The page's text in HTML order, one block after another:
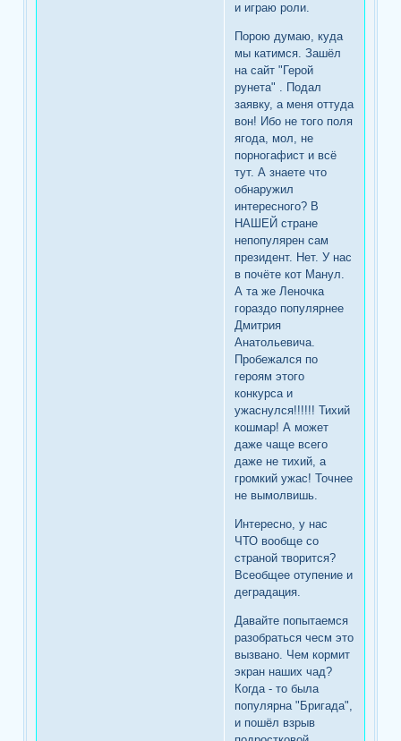
и играю роли.
Порою думаю, куда
мы катимся. Зашёл
на сайт "Герой
рунета" . Подал
заявку, а меня оттуда
вон! Ибо не того поля
ягода, мол, не
порногафист и всё
тут. А знаете что
обнаружил
интересного? В
НАШЕЙ стране
непопулярен сам
президент. Нет. У нас
в почёте кот Манул.
А та же Леночка
гораздо популярнее
Дмитрия
Анатольевича.
Пробежался по
героям этого
конкурса и
ужаснулся!!!!!! Тихий
кошмар! А может
даже чаще всего
даже не тихий, а
громкий ужас! Точнее
не вымолвишь.
Интересно, у нас
ЧТО вообще со
страной творится?
Всеобщее отупение и
деградация.
Давайте попытаемся
разобраться чесм это
вызвано. Чем кормит
экран наших чад?
Когда - то была
популярна "Бригада",
и пошёл взрыв